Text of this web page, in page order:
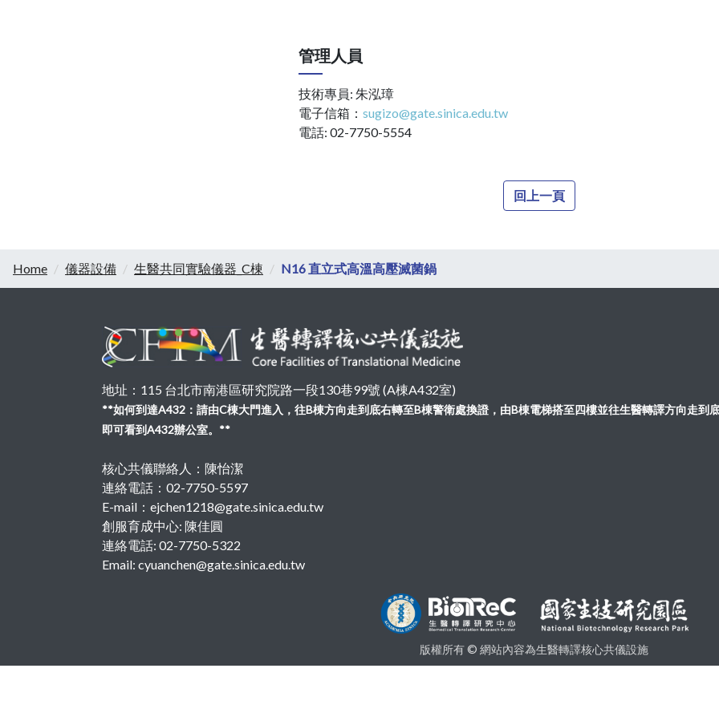
管理人員
技術專員: 朱泓璋
電子信箱： sugizo@gate.sinica.edu.tw
電話: 02-7750-5554
回上一頁
Home 儀器設備 生醫共同實驗儀器_C棟 N16 直立式高溫高壓滅菌鍋
地址：115 台北市南港區研究院路一段130巷99號 (A棟A432室)
**如何到達A432：請由C棟大門進入，往B棟方向走到底右轉至B棟警衛處換證，由B棟電梯搭至四樓並往生醫轉譯方向走到
即可看到A432辦公室。**
核心共儀聯絡人：陳怡潔
連絡電話：02-7750-5597
E-mail：ejchen1218@gate.sinica.edu.tw
創服育成中心: 陳佳圓
連絡電話: 02-7750-5322
Email: cyuanchen@gate.sinica.edu.tw
版權所有 © 網站內容為生醫轉譯核心共儀設施